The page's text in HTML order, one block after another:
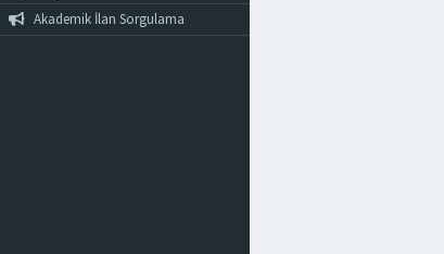
Akademik İlan Sorgulama